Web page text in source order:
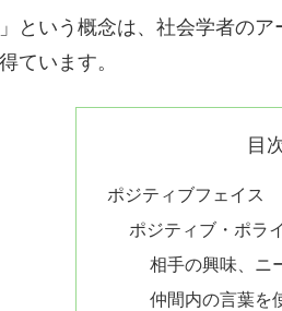
という概念は、社会学者の
ています。
目
ポジティブフェイス
ポジティブ・ポラ
相手の興味、ニ
仲間内の言葉を